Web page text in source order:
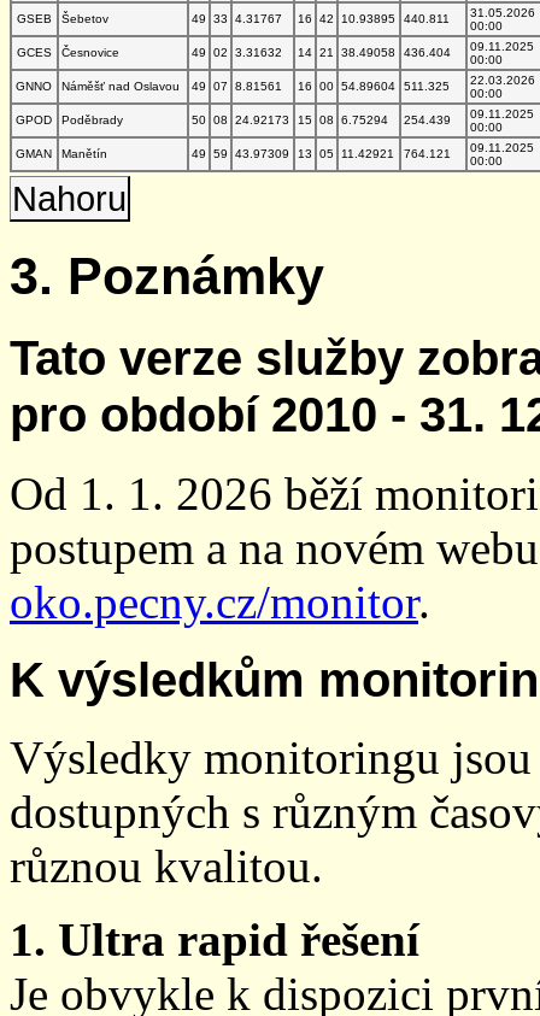
GSEB
Šebetov 49 33 4.31767 16 42 10.93895 440.811
31.05.2026
00:00
GCES
Česnovice 49 02 3.31632 14 21 38.49058 436.404
09.11.2025
00:00
GNNO
Náměšť nad Oslavou 49 07 8.81561 16 00 54.89604 511.325
22.03.2026
00:00
GPOD
Poděbrady 50 08 24.92173 15 08 6.75294 254.439
09.11.2025
00:00
GMAN
Manětín 49 59 43.97309 13 05 11.42921 764.121
09.11.2025
00:00
Nahoru
3. Poznámky
Tato verze služby
pro období 2010 - 31.
Od 1. 1. 2026 běží
postupem a na novém
oko.pecny.cz/monitor.
K výsledkům
Výsledky monitoringu
dostupných s různým
různou kvalitou.
1. Ultra rapid řešení
Je obvykle k dispozici